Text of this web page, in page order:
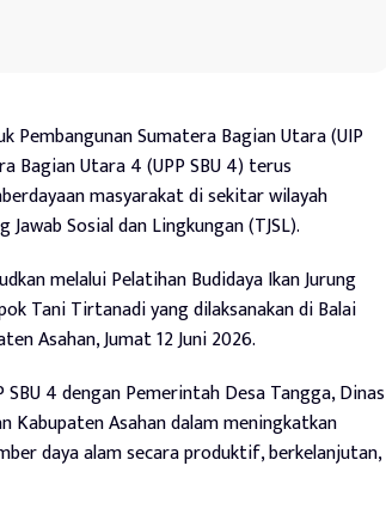
Pembangunan Sumatera Bagian Utara (UIP
Bagian Utara 4 (UPP SBU 4) terus
masyarakat di sekitar wilayah
Sosial dan Lingkungan (TJSL).
melalui Pelatihan Budidaya Ikan Jurung
Tani Tirtanadi yang dilaksanakan di Balai
Asahan, Jumat 12 Juni 2026.
4 dengan Pemerintah Desa Tangga, Dinas
Kabupaten Asahan dalam meningkatkan
daya alam secara produktif, berkelanjutan,